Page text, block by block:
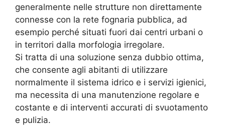
generalmente nelle strutture non direttamente
connesse con la rete fognaria pubblica, ad
esempio perché situati fuori dai centri urbani o
in territori dalla morfologia irregolare.
Si tratta di una soluzione senza dubbio ottima,
che consente agli abitanti di utilizzare
normalmente il sistema idrico e i servizi igienici,
ma necessita di una manutenzione regolare e
costante e di interventi accurati di svuotamento
e pulizia.